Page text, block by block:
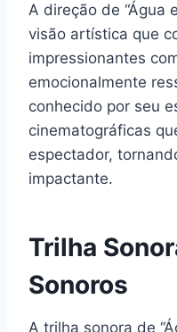
A direção de “Água
visão artística que
impressionantes
emocionalmente
conhecido por seu
cinematográficas
espectador,
impactante.
Trilha
Sonoros
A trilha sonora de